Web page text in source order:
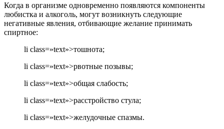
Когда в организме одновременно появляются компоненты
любистка и алкоголь, могут возникнуть следующие
негативные явления, отбивающие желание принимать
спиртное:
li class=»text»>тошнота;
li class=»text»>рвотные позывы;
li class=»text»>общая слабость;
li class=»text»>расстройство стула;
li class=»text»>желудочные спазмы.